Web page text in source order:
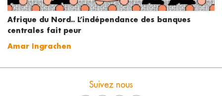
Afrique du Nord.. L’indépendance des banques
centrales fait peur
Amar Ingrachen
Suivez nous